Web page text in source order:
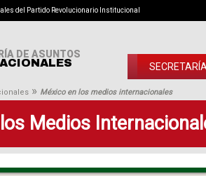
del Partido Revolucionario Institucional
DE ASUNTOS
» México en los medios internacionales
Medios